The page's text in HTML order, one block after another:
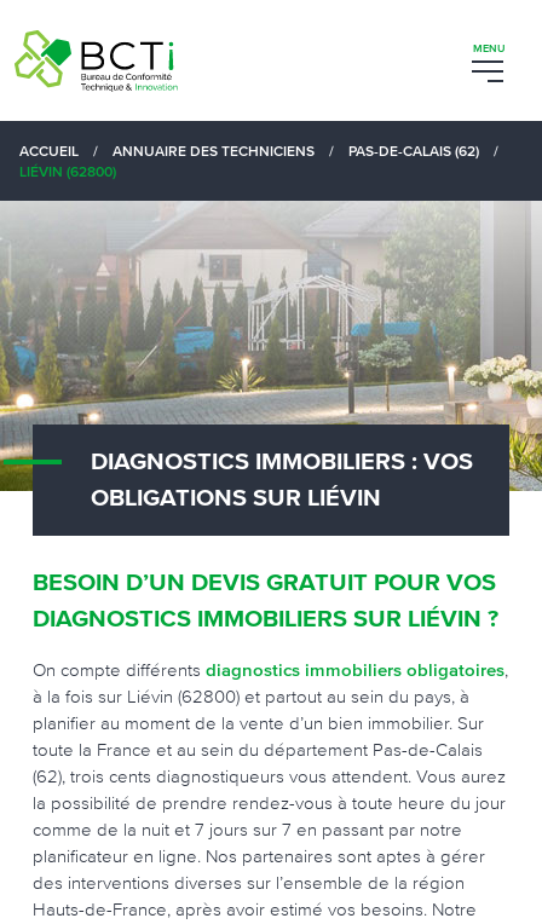
ACCUEIL / ANNUAIRE DES TECHNICIENS / PAS-DE-CALAIS (62)
/
LIÉVIN (62800)
DIAGNOSTICS IMMOBILIERS : VOS
OBLIGATIONS SUR LIÉVIN
BESOIN D’UN DEVIS GRATUIT POUR VOS
DIAGNOSTICS IMMOBILIERS SUR LIÉVIN ?
On compte différents diagnostics immobiliers obligatoires,
à la fois sur Liévin (62800) et partout au sein du pays, à
planifier au moment de la vente d’un bien immobilier. Sur
toute la France et au sein du département Pas-de-Calais
(62), trois cents diagnostiqueurs vous attendent. Vous aurez
la possibilité de prendre rendez-vous à toute heure du jour
comme de la nuit et 7 jours sur 7 en passant par notre
planificateur en ligne. Nos partenaires sont aptes à gérer
des interventions diverses sur l’ensemble de la région
Hauts-de-France, après avoir estimé vos besoins. Notre